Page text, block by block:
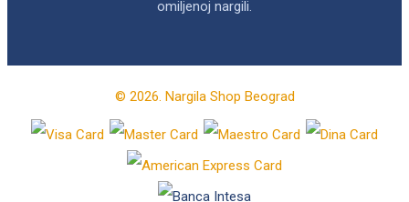
omiljenoj nargili.
© 2026. Nargila Shop Beograd